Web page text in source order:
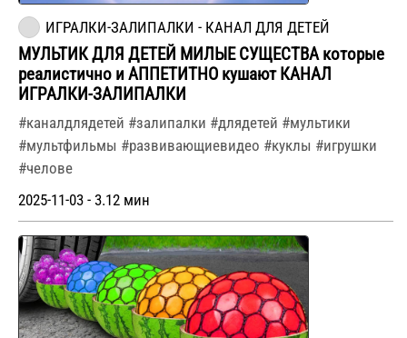
ИГРАЛКИ-ЗАЛИПАЛКИ - КАНАЛ ДЛЯ ДЕТЕЙ
МУЛЬТИК ДЛЯ ДЕТЕЙ МИЛЫЕ СУЩЕСТВА которые
реалистично и АППЕТИТНО кушают КАНАЛ
ИГРАЛКИ-ЗАЛИПАЛКИ
#каналдлядетей #залипалки #длядетей #мультики
#мультфильмы #развивающиевидео #куклы #игрушки
#челове
2025-11-03 - 3.12 мин